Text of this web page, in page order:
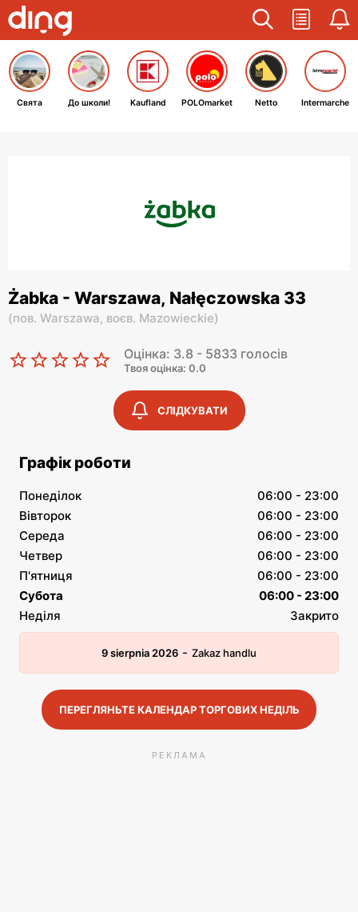
Свята До школи! Kaufland POLOmarket Netto Intermarche
Żabka - Warszawa, Nałęczowska 33
(пов. Warszawa, воєв. Mazowieckie)
Оцінка: 3.8 - 5833 голосів
Твоя оцінка: 0.0
СЛІДКУВАТИ
Графік роботи
Понеділок
06:00 - 23:00
Вівторок
06:00 - 23:00
Середа
06:00 - 23:00
Четвер
06:00 - 23:00
П'ятниця
06:00 - 23:00
Субота
06:00 - 23:00
Неділя
Закрито
9 sierpnia 2026 - Zakaz handlu
ПЕРЕГЛЯНЬТЕ КАЛЕНДАР ТОРГОВИХ НЕДІЛЬ
РЕКЛАМА